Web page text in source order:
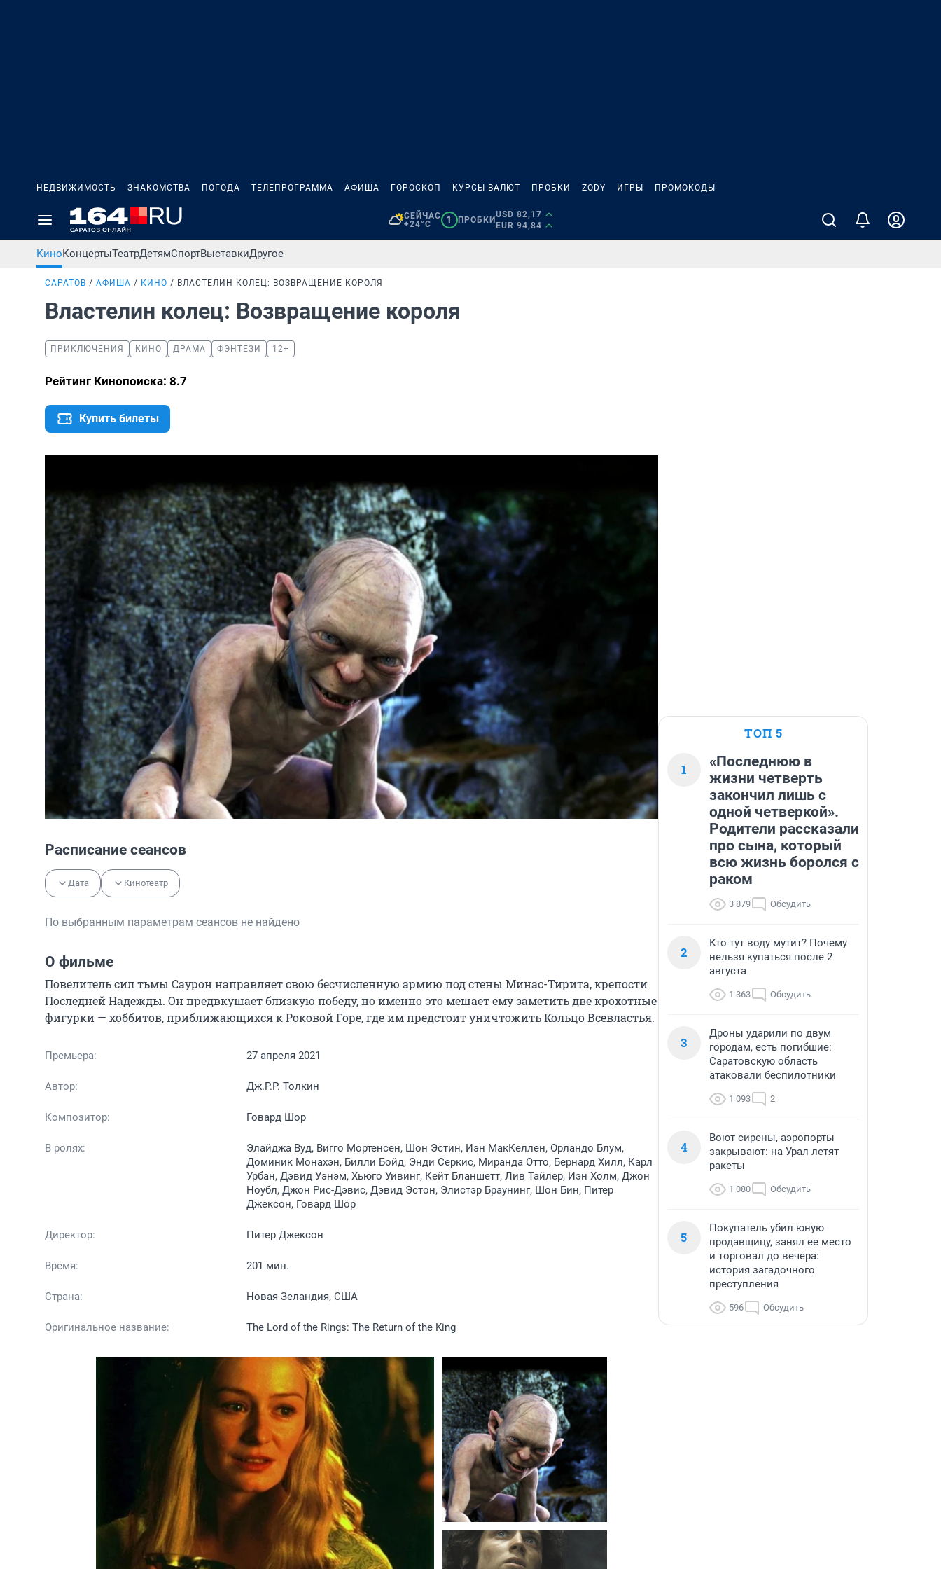
НЕДВИЖИМОСТЬ ЗНАКОМСТВА ПОГОДА ТЕЛЕПРОГРАММА АФИША ГОРОСКОП КУРСЫ ВАЛЮТ ПРОБКИ ZODY ИГРЫ ПРОМОКОДЫ
СЕЙЧАС
+24°C
1 ПРОБКИ
USD 82,17
EUR 94,84
КиноКонцертыТеатрДетямСпортВыставкиДругое
САРАТОВ АФИША КИНО ВЛАСТЕЛИН КОЛЕЦ: ВОЗВРАЩЕНИЕ КОРОЛЯ
Властелин колец: Возвращение короля
ПРИКЛЮЧЕНИЯ КИНО ДРАМА ФЭНТЕЗИ 12+
Рейтинг Кинопоиска: 8.7
Купить билеты
Расписание сеансов
Дата Кинотеатр
По выбранным параметрам сеансов не найдено
О фильме
Повелитель сил тьмы Саурон направляет свою бесчисленную армию под стены Минас-Тирита, крепости
Последней Надежды. Он предвкушает близкую победу, но именно это мешает ему заметить две крохотные
фигурки — хоббитов, приближающихся к Роковой Горе, где им предстоит уничтожить Кольцо Всевластья.
Премьера: 27 апреля 2021
Автор: Дж.Р.Р. Толкин
Композитор: Говард Шор
В ролях:
Элайджа Вуд, Вигго Мортенсен, Шон Эстин, Иэн МакКеллен, Орландо Блум,
Доминик Монахэн, Билли Бойд, Энди Серкис, Миранда Отто, Бернард Хилл, Карл
Урбан, Дэвид Уэнэм, Хьюго Уивинг, Кейт Бланшетт, Лив Тайлер, Иэн Холм, Джон
Ноубл, Джон Рис-Дэвис, Дэвид Эстон, Элистэр Браунинг, Шон Бин, Питер
Джексон, Говард Шор
Директор: Питер Джексон
Время: 201 мин.
Страна: Новая Зеландия, США
Оригинальное название: The Lord of the Rings: The Return of the King
ТОП 5
1
«Последнюю в
жизни четверть
закончил лишь с
одной четверкой».
Родители рассказали
про сына, который
всю жизнь боролся с
раком
3 879 Обсудить
2
Кто тут воду мутит? Почему
нельзя купаться после 2
августа
1 363 Обсудить
3
Дроны ударили по двум
городам, есть погибшие:
Саратовскую область
атаковали беспилотники
1 093 2
4
Воют сирены, аэропорты
закрывают: на Урал летят
ракеты
1 080 Обсудить
5
Покупатель убил юную
продавщицу, занял ее место
и торговал до вечера:
история загадочного
преступления
596 Обсудить